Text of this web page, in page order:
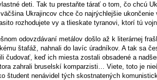
deti. Tak tu prestaňte tárať o tom, čo chcú
Ukrajincov chce čo najrýchlejšie
rozhodujete vy a tlieskate tyranovi, ktorí tú
odovzdávaní metálov došlo až k literárnej
štafáž, nahnali do lavíc úradníkov. A tak sa
čudovať, keď ich miesta zostali obsadené a
zahrali bruselskí komparzisti… Viete, toto je
študent nenávidel tých skostnatených